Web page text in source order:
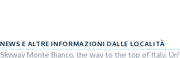
NEWS E ALTRE INFORMAZIONI DALLE LOCALITÀ
Skyway Monte Bianco, the way to the top of Italy.